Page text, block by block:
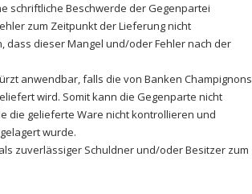
schriftliche Beschwerde der Gegenpartei
zum Zeitpunkt der Lieferung nicht
dieser Mangel und/oder Fehler nach der
anwendbar, falls die von Banken Champignons
wird. Somit kann die Gegenparte nicht
die gelieferte Ware nicht kontrollieren und
wurde.
zuverlässiger Schuldner und/oder Besitzer zum